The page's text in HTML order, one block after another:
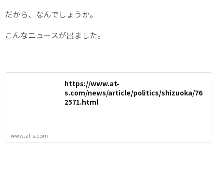
だから、なんでしょうか。
こんなニュースが出ました。
https://www.at-
s.com/news/article/politics/shizuoka/76
2571.html
www.at-s.com